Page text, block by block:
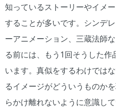
知っているストーリーやイメ
することが多いです。シンデ
ーアニメーション、三蔵法師
る前には、もう1回そうした
います。真似をするわけでは
るイメージがどういうものか
らかけ離れないように意識し